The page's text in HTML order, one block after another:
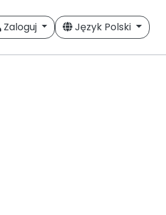
Zaloguj Język Polski